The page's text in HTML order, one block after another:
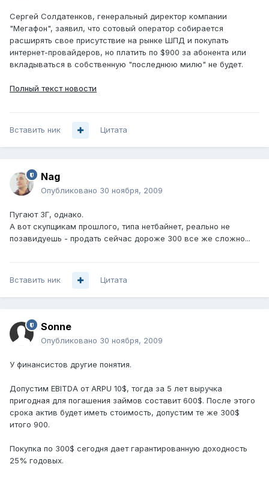
Сергей Солдатенков, генеральный директор компании
"Мегафон", заявил, что сотовый оператор собирается
расширять свое присутствие на рынке ШПД и покупать
интернет-провайдеров, но платить по $900 за абонента или
вкладываться в собственную "последнюю милю" не будет.
Полный текст новости
Вставить ник Цитата
Nag
Опубликовано 30 ноября, 2009
Пугают 3Г, однако.
А вот скупщикам прошлого, типа нетбайнет, реально не
позавидуешь - продать сейчас дороже 300 все же сложно...
Вставить ник Цитата
Sonne
Опубликовано 30 ноября, 2009
У финансистов другие понятия.
Допустим EBITDA от ARPU 10$, тогда за 5 лет выручка
пригодная для погашения займов составит 600$. После этого
срока актив будет иметь стоимость, допустим те же 300$
итого 900.
Покупка по 300$ сегодня дает гарантированную доходность
25% годовых.